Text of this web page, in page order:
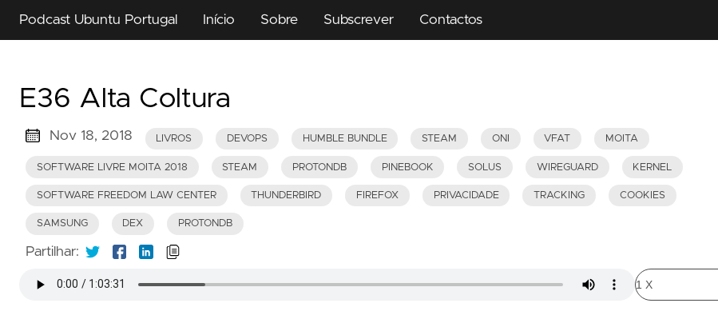
Podcast Ubuntu Portugal Início Sobre Subscrever Contactos
E36 Alta Coltura
Nov 18, 2018 LIVROS DEVOPS HUMBLE BUNDLE STEAM ONI VFAT MOITA
SOFTWARE LIVRE MOITA 2018 STEAM PROTONDB PINEBOOK SOLUS WIREGUARD KERNEL
SOFTWARE FREEDOM LAW CENTER THUNDERBIRD FIREFOX PRIVACIDADE TRACKING COOKIES
SAMSUNG DEX PROTONDB
Partilhar: